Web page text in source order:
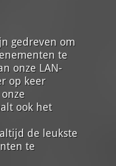
gedreven om
te
onze LAN-
op keer
ook het
de leukste
te